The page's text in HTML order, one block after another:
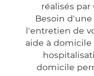
réalisés par
Besoin
l'entretien de
aide à
domicile